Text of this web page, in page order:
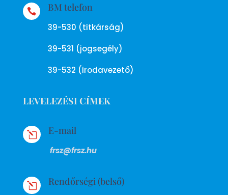
 BM telefon
39-530 (titkárság)
39-531 (jogsegély)
39-532 (irodavezető)
LEVELEZÉSI CÍMEK
l E-mail
frsz@frsz.hu
l Rendőrségi (belső)